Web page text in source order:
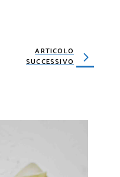
ARTICOLO
SUCCESSIVO